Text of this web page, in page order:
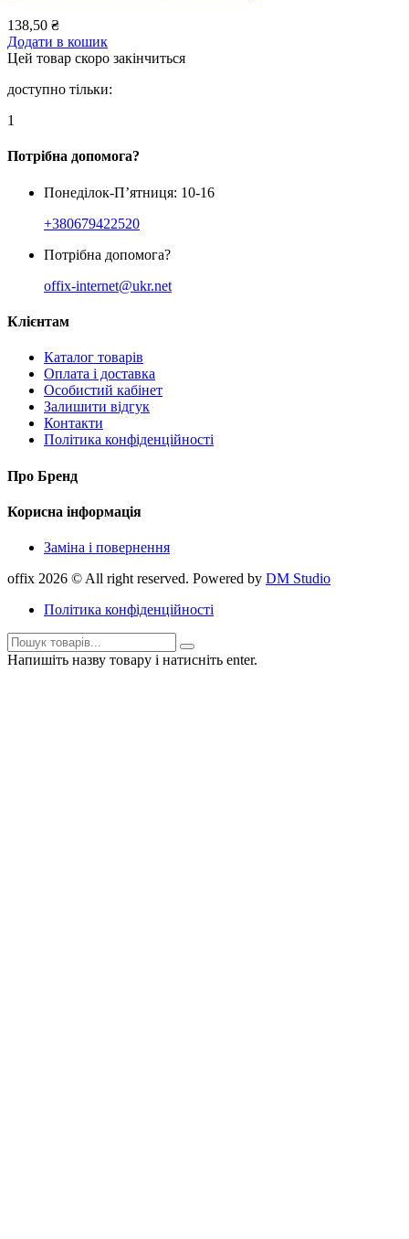
138,50 ₴
Додати в кошик
Цей товар скоро закінчиться
доступно тільки:
1
Потрібна допомога?
Понеділок-П’ятниця: 10-16
+380679422520
Потрібна допомога?
offix-internet@ukr.net
Клієнтам
Каталог товарів
Оплата і доставка
Особистий кабінет
Залишити відгук
Контакти
Політика конфіденційності
Про Бренд
Корисна інформація
Заміна і повернення
offix 2026 © All right reserved. Powered by DM Studio
Політика конфіденційності
Напишіть назву товару і натисніть enter.